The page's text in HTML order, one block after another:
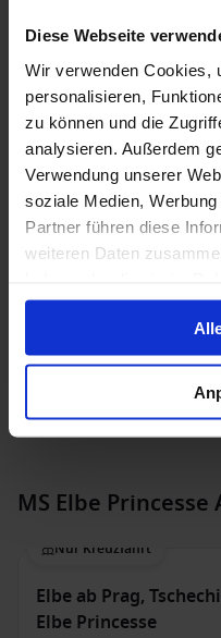
Diese Webseite
Wir verwenden Cookies,
personalisieren,
zu können und die
analysieren. Außerdem
Verwendung unserer
soziale Medien,
Partner führen diese
weiteren Daten
gesammelt haben.
man eine Besatzung in
einsetzen, die wenig
Ein Unsinn ohne
die schlechteste
jemals hatten.
Bernd P.
Freunde
1 Optionen
MS Elbe
Nur Kreuzfahrt
Elbe ab Prag,
Elbe Princesse